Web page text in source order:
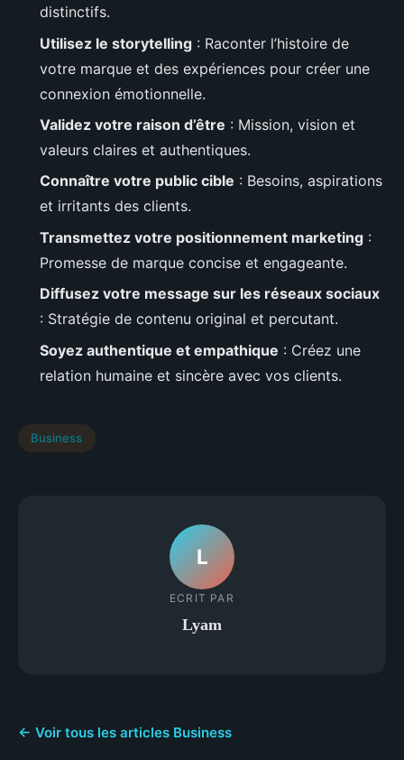
distinctifs.
Utilisez le storytelling : Raconter l’histoire de
votre marque et des expériences pour créer une
connexion émotionnelle.
Validez votre raison d’être : Mission, vision et
valeurs claires et authentiques.
Connaître votre public cible : Besoins, aspirations
et irritants des clients.
Transmettez votre positionnement marketing :
Promesse de marque concise et engageante.
Diffusez votre message sur les réseaux sociaux
: Stratégie de contenu original et percutant.
Soyez authentique et empathique : Créez une
relation humaine et sincère avec vos clients.
Business
L
ECRIT PAR
Lyam
← Voir tous les articles Business